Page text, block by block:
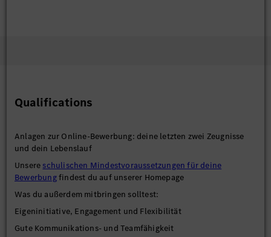
Qualifications
Anlagen zur Online-Bewerbung: deine letzten zwei Zeugnisse
und dein Lebenslauf
Unsere schulischen Mindestvoraussetzungen für deine
Bewerbungfindest du auf unserer Homepage
Was du außerdem mitbringen solltest:
Eigeninitiative, Engagement und Flexibilität
Gute Kommunikations- und Teamfähigkeit